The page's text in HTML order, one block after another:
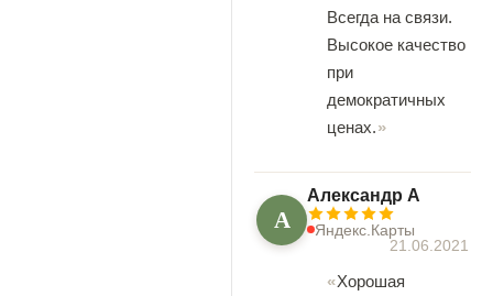
Всегда на связи.
Высокое качество
при
демократичных
ценах.
А
Александр А
Яндекс.Карты
21.06.2021
Хорошая